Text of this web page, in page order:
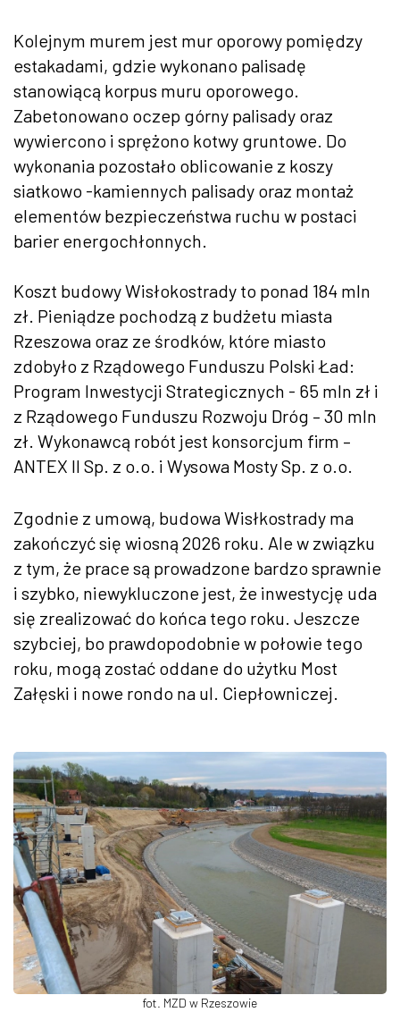
Kolejnym murem jest mur oporowy pomiędzy
estakadami, gdzie wykonano palisadę
stanowiącą korpus muru oporowego.
Zabetonowano oczep górny palisady oraz
wywiercono i sprężono kotwy gruntowe. Do
wykonania pozostało oblicowanie z koszy
siatkowo -kamiennych palisady oraz montaż
elementów bezpieczeństwa ruchu w postaci
barier energochłonnych.
Koszt budowy Wisłokostrady to ponad 184 mln
zł. Pieniądze pochodzą z budżetu miasta
Rzeszowa oraz ze środków, które miasto
zdobyło z Rządowego Funduszu Polski Ład:
Program Inwestycji Strategicznych - 65 mln zł i
z Rządowego Funduszu Rozwoju Dróg – 30 mln
zł. Wykonawcą robót jest konsorcjum firm –
ANTEX II Sp. z o.o. i Wysowa Mosty Sp. z o.o.
Zgodnie z umową, budowa Wisłkostrady ma
zakończyć się wiosną 2026 roku. Ale w związku
z tym, że prace są prowadzone bardzo sprawnie
i szybko, niewykluczone jest, że inwestycję uda
się zrealizować do końca tego roku. Jeszcze
szybciej, bo prawdopodobnie w połowie tego
roku, mogą zostać oddane do użytku Most
Załęski i nowe rondo na ul. Ciepłowniczej.
fot. MZD w Rzeszowie